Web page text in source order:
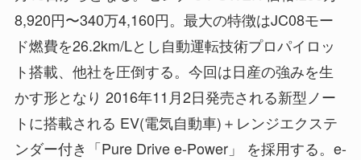
8,920円〜340万4,160円。最大の特徴はJC08モー
ド燃費を26.2km/Lとし自動運転技術プロパイロッ
ト搭載、他社を圧倒する。今回は日産の強みを生
かす形となり 2016年11月2日発売される新型ノー
トに搭載される EV(電気自動車)＋レンジエクステ
ンダー付き「Pure Drive e-Power」 を採用する。e-